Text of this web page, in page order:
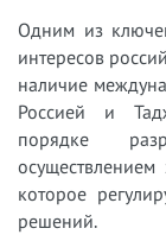
Одним из
интересов
наличие
Россией и
порядке
осуществлением
которое
решений.